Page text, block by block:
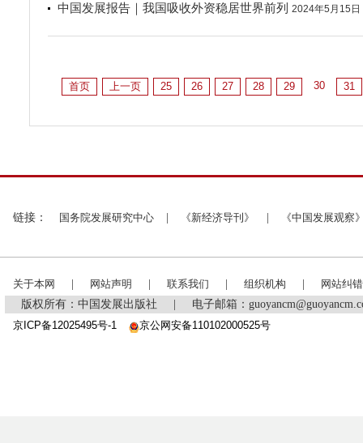
中国发展报告｜我国吸收外资稳居世界前列 2024年5月15日
首页 上一页 25 26 27 28 29 30 31
链接： 国务院发展研究中心 《新经济导刊》 《中国发展观察
关于本网 网站声明 联系我们 组织机构
网站纠错
版权所有：中国发展出版社
电子邮箱：
京ICP备12025495号-1
京公网安备110102000525号